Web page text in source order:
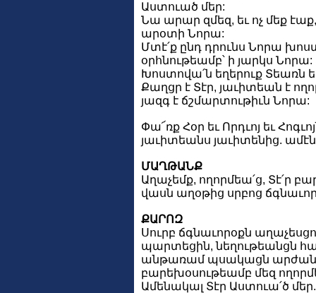
Աստուած մեր:
Նա արար զմեզ, եւ ոչ մեք
արօտի Նորա:
Մտէ՛ք ընդ դրունս Նորա
օրհնութեամբ՝ ի յարկս Նորա:
Խոստովա՛ն եղերուք Տեառն
Քաղցր է Տէր, յաւիտեան է
յազգ է ճշմարտութիւն Նորա:
Փա՜ռք Հօր եւ Որդւոյ եւ
յաւիտեանս յաւիտենից.
ՄԱՂԹԱՆՔ
Աղաչեմք, ողորմեա՛ց, Տէ՛ր
վասն աղօթից սրբոց
ՔԱՐՈԶ
Սուրբ ճգնաւորօքն
պարտեցին, նեղութեանցն
անթառամ պսակացն արժանի
բարեխօսութեամբ մեզ
Ամենակալ Տէր Աստուա՛ծ մեր.